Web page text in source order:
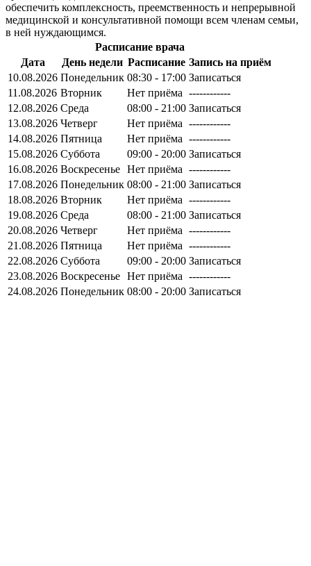
обеспечить комплексность, преемственность и непрерывной
медицинской и консультативной помощи всем членам семьи,
в ней нуждающимся.
Расписание врача
Дата
День недели Расписание Запись на приём
10.08.2026 Понедельник 08:30 - 17:00 Записаться
11.08.2026 Вторник Нет приёма ------------
12.08.2026 Среда 08:00 - 21:00 Записаться
13.08.2026 Четверг Нет приёма ------------
14.08.2026 Пятница Нет приёма ------------
15.08.2026 Суббота 09:00 - 20:00 Записаться
16.08.2026 Воскресенье Нет приёма ------------
17.08.2026 Понедельник 08:00 - 21:00 Записаться
18.08.2026 Вторник Нет приёма ------------
19.08.2026 Среда 08:00 - 21:00 Записаться
20.08.2026 Четверг Нет приёма ------------
21.08.2026 Пятница Нет приёма ------------
22.08.2026 Суббота 09:00 - 20:00 Записаться
23.08.2026 Воскресенье Нет приёма ------------
24.08.2026 Понедельник 08:00 - 20:00 Записаться